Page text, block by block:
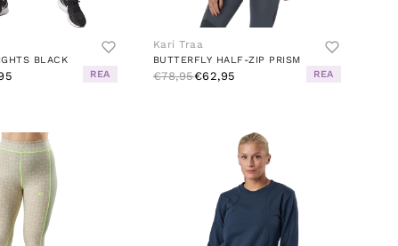
BLACK
REA
Kari Traa
BUTTERFLY HALF-ZIP PRISM
€78,95€62,95 REA